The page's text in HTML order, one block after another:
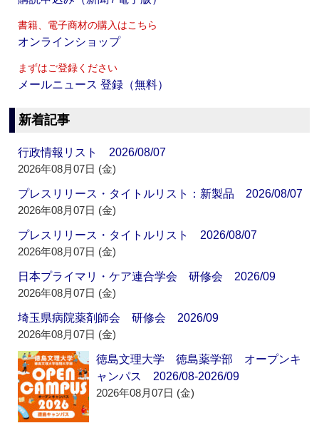
書籍、電子商材の購入はこちら
オンラインショップ
まずはご登録ください
メールニュース 登録（無料）
新着記事
行政情報リスト 2026/08/07
2026年08月07日 (金)
プレスリリース・タイトルリスト：新製品 2026/08/07
2026年08月07日 (金)
プレスリリース・タイトルリスト 2026/08/07
2026年08月07日 (金)
日本プライマリ・ケア連合学会 研修会 2026/09
2026年08月07日 (金)
埼玉県病院薬剤師会 研修会 2026/09
2026年08月07日 (金)
徳島文理大学 徳島薬学部 オープンキ
ャンパス 2026/08-2026/09
2026年08月07日 (金)